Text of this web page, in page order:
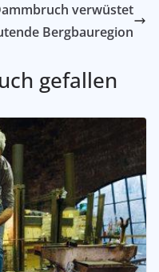
verwüstet
Bergbauregion
gefallen